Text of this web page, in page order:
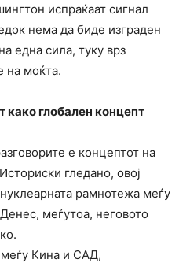
испраќаат сигнал
нема да биде изграден
една сила, туку врз
на моќта.
како глобален концепт
е концептот на
гледано, овој
рамнотежа меѓу
меѓутоа, неговото
меѓу Кина и САД,